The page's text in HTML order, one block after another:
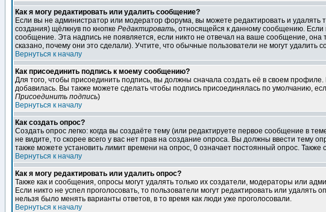
Как я могу редактировать или удалить сообщение?
Если вы не администратор или модератор форума, вы можете редактировать и
создания) щёлкнув по кнопке Редактировать, относящейся к данному сообщению. Если
сообщение. Эта надпись не появляется, если никто не отвечал на ваше сообщение,
сказано, почему они это сделали). Учтите, что обычные пользователи не могут удалить
Вернуться к началу
Как присоединить подпись к моему сообщению?
Для того, чтобы присоединить подпись, вы должны сначала создать её в своем
добавилась. Вы также можете сделать чтобы подпись присоединялась по умолчанию,
Присоединить подпись)
Вернуться к началу
Как создать опрос?
Создать опрос легко: когда вы создаёте тему (или редактируете первое сообщение в
не видите, то скорее всего у вас нет прав на создание опроса. Вы должны ввести тему
также можете установить лимит времени на опрос, 0 означает постоянный опрос.
Вернуться к началу
Как я могу редактировать или удалить опрос?
Также как и сообщения, опросы могут удалять только их создатели, модераторы или
Если никто не успел проголосовать, то пользователи могут редактировать или
нельзя было менять варианты ответов, в то время как люди уже проголосовали.
Вернуться к началу